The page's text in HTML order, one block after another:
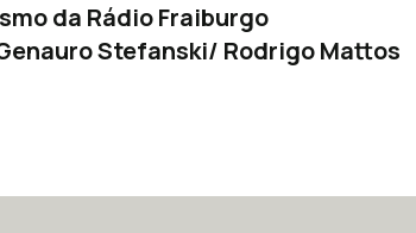
da Rádio Fraiburgo
Stefanski/ Rodrigo Mattos